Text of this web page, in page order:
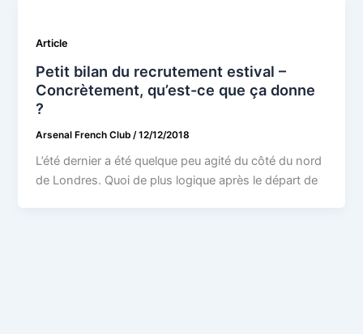
Article
Petit bilan du recrutement estival –
Concrètement, qu’est-ce que ça donne
?
Arsenal French Club /12/12/2018
L’été dernier a été quelque peu agité du côté du nord
de Londres. Quoi de plus logique après le départ de